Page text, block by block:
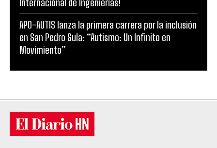
Internacional de Ingenierías!
APO-AUTIS lanza la primera carrera por la inclusión
en San Pedro Sula: “Autismo: Un Infinito en
Movimiento”